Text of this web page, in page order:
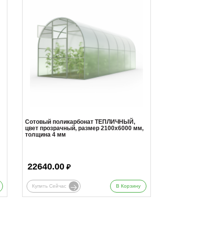
Сотовый поликарбонат ТЕПЛИЧНЫЙ,
цвет прозрачный, размер 2100x6000 мм,
толщина 4 мм
22640.00₽
Купить Сейчас В Корзину